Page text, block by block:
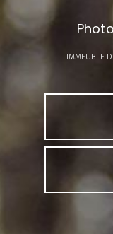
IMMEUBLE